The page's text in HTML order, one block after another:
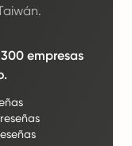
empresas